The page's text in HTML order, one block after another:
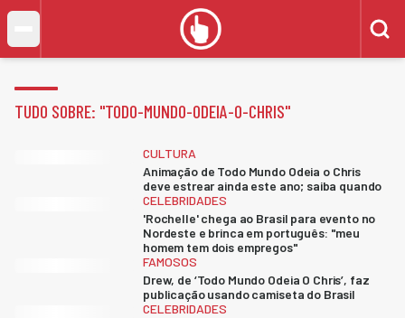
TUDO SOBRE: "TODO-MUNDO-ODEIA-O-CHRIS"
CULTURA
Animação de Todo Mundo Odeia o Chris
deve estrear ainda este ano; saiba quando
CELEBRIDADES
'Rochelle' chega ao Brasil para evento no
Nordeste e brinca em português: "meu
homem tem dois empregos"
FAMOSOS
Drew, de ‘Todo Mundo Odeia O Chris’, faz
publicação usando camiseta do Brasil
CELEBRIDADES